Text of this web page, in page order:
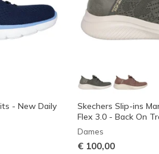
- New Daily
Skechers Slip-ins
Flex 3.0 - Back On
Dames
€ 100,00